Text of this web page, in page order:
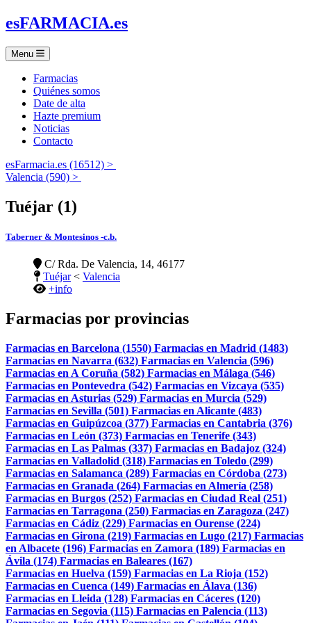
esFARMACIA.es
Menu
Farmacias
Quiénes somos
Date de alta
Hazte premium
Noticias
Contacto
esFarmacia.es (16512) >
Valencia (590) >
Tuéjar (1)
Taberner & Montesinos -c.b.
C/ Rda. De Valencia, 14, 46177
Tuéjar< Valencia
+info
Farmacias por provincias
Farmacias en Barcelona (1550) Farmacias en Madrid (1483)
Farmacias en Navarra (632) Farmacias en Valencia (596)
Farmacias en A Coruña (582) Farmacias en Málaga (546)
Farmacias en Pontevedra (542) Farmacias en Vizcaya (535)
Farmacias en Asturias (529) Farmacias en Murcia (529)
Farmacias en Sevilla (501) Farmacias en Alicante (483)
Farmacias en Guipúzcoa (377) Farmacias en Cantabria (376)
Farmacias en León (373) Farmacias en Tenerife (343)
Farmacias en Las Palmas (337) Farmacias en Badajoz (324)
Farmacias en Valladolid (318) Farmacias en Toledo (299)
Farmacias en Salamanca (289) Farmacias en Córdoba (273)
Farmacias en Granada (264) Farmacias en Almería (258)
Farmacias en Burgos (252) Farmacias en Ciudad Real (251)
Farmacias en Tarragona (250) Farmacias en Zaragoza (247)
Farmacias en Cádiz (229) Farmacias en Ourense (224)
Farmacias en Girona (219) Farmacias en Lugo (217) Farmacias
en Albacete (196) Farmacias en Zamora (189) Farmacias en
Ávila (174) Farmacias en Baleares (167)
Farmacias en Huelva (159) Farmacias en La Rioja (152)
Farmacias en Cuenca (149) Farmacias en Álava (136)
Farmacias en Lleida (128) Farmacias en Cáceres (120)
Farmacias en Segovia (115) Farmacias en Palencia (113)